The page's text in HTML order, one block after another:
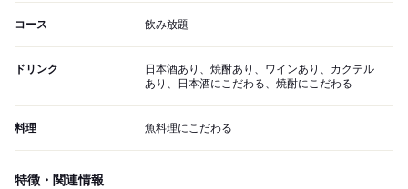
コース 飲み放題
ドリンク
日本酒あり、焼酎あり、ワインあり、カクテル
あり、日本酒にこだわる、焼酎にこだわる
料理 魚料理にこだわる
特徴・関連情報